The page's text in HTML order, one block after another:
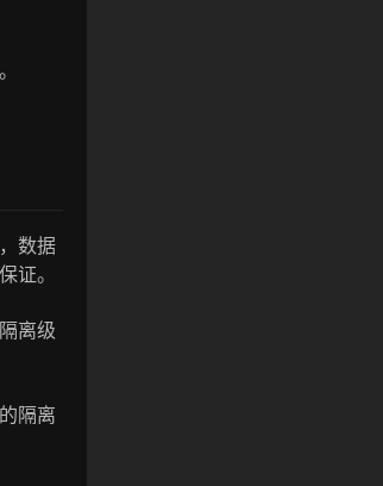
数据
证。
离级
隔离